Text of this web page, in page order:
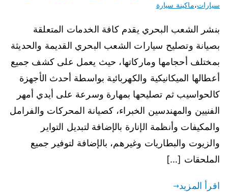
سيارات،ماكينة سيارة
بنشر الشعب البحري يقدم كافة الخدمات المتعلقة
بصيانة وتصليح سيارات الشعب البحري القديمة والحديثة
بمختلف أحجامها وماركاتها، حيث يعمل على كشف جميع
أعطالها الميكانيكية والكهربائية بواسطة أحدث الأجهزة
كالحواسيب ثم تصليحها بمهارة وسرعة على أيدي أمهر
الفنيين والمهندسين الخبراء، كصيانة المحركات والفرامل
والمكيفات وأنظمة الإنارة بالإضافة لتبديل التواير
والزيوت والبطاريات وغيرهم، بالإضافة لتوفير جميع
الملحقات […]
اقرأ المزيد